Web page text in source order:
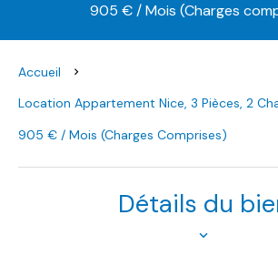
905 € / Mois (Charges
Accueil
Location Appartement Nice, 3 Pièces, 2
905 € / Mois (Charges Comprises)
Détails du